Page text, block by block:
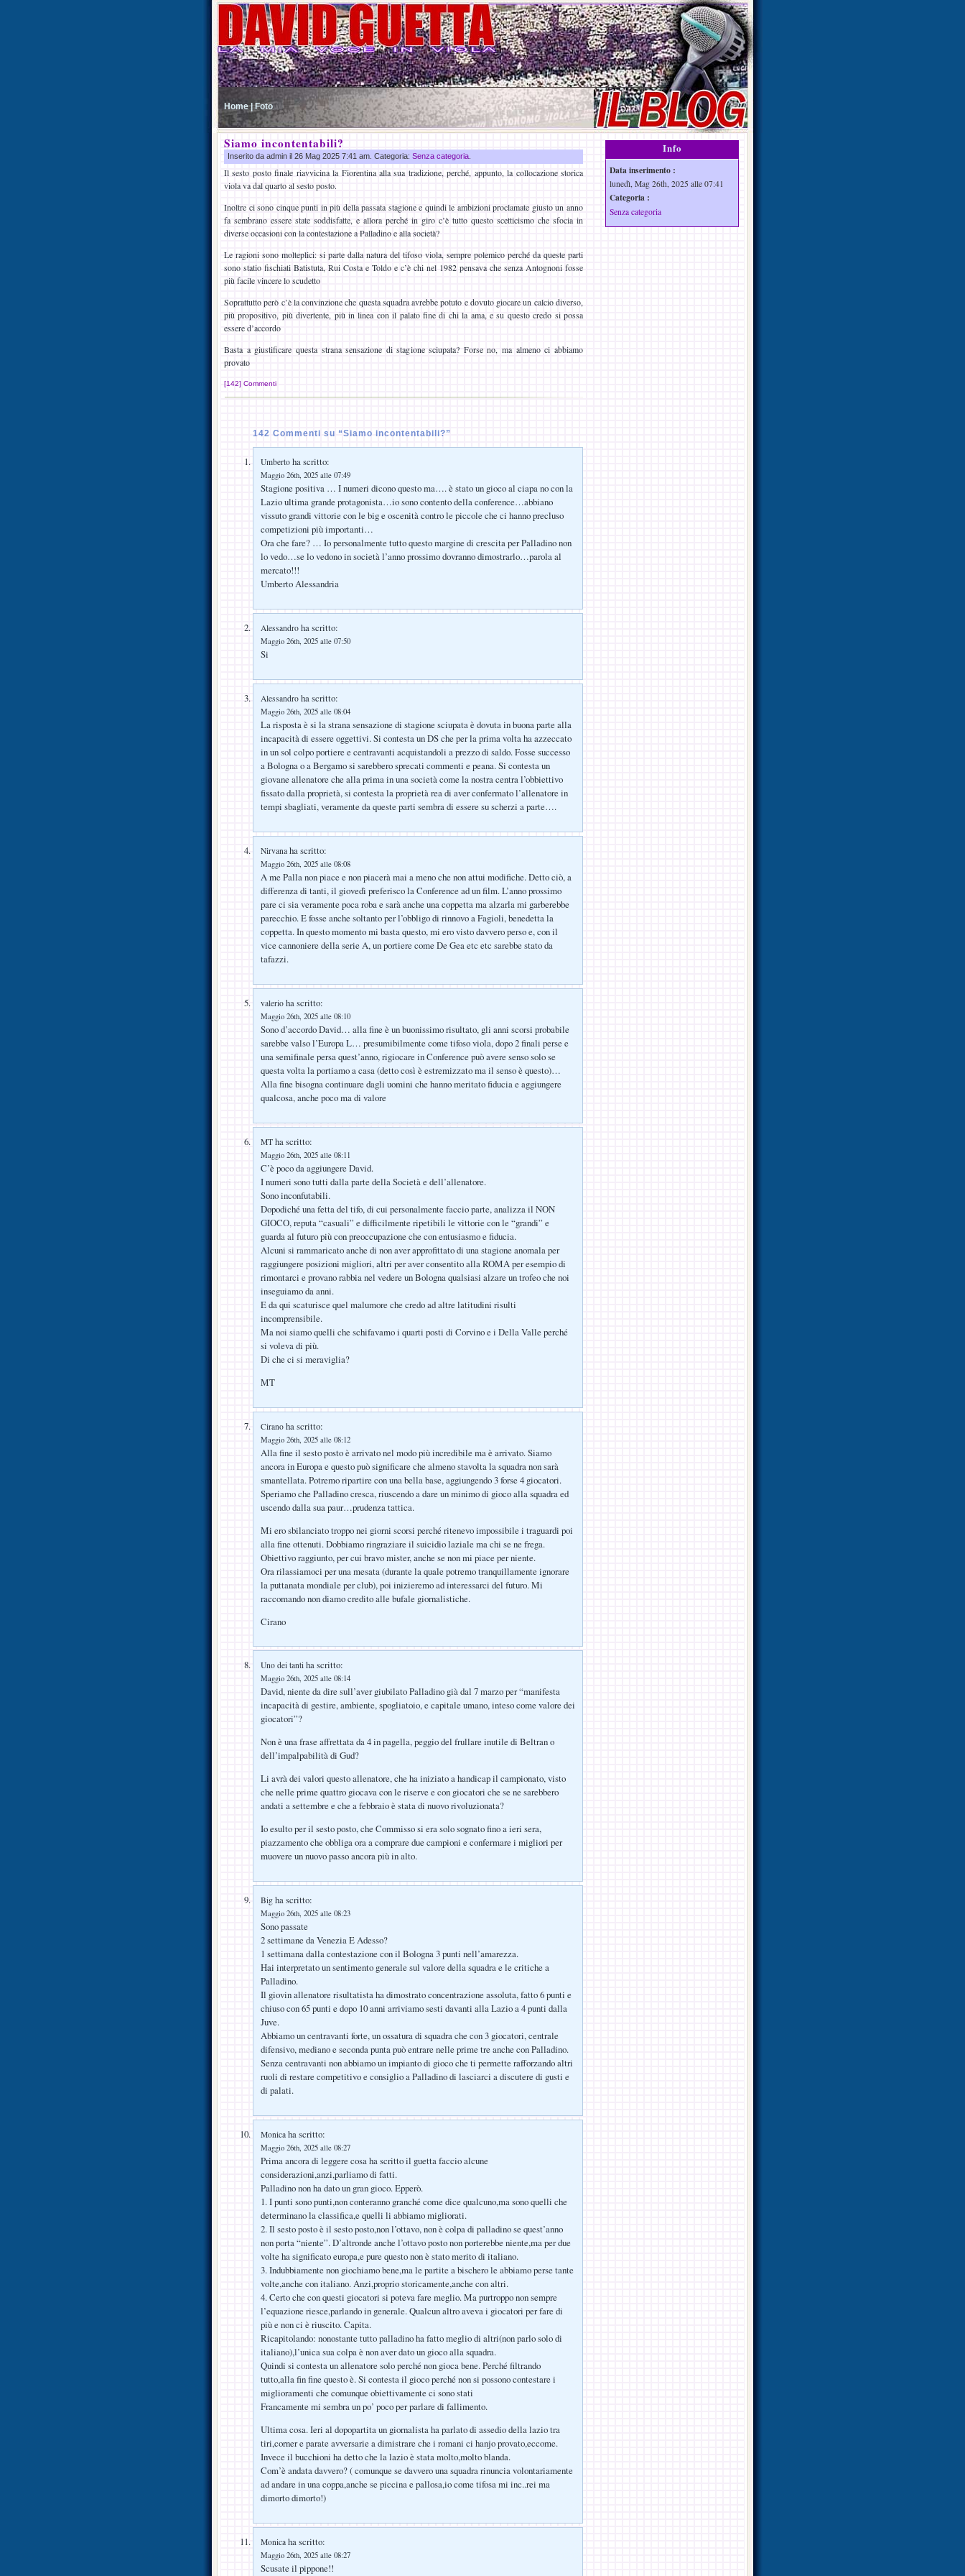
Home | Foto
Siamo incontentabili?
Inserito da admin il 26 Mag 2025 7:41 am. Categoria: Senza categoria
Il sesto posto finale riavvicina la Fiorentina alla sua tradizione, perché, appunto, la collocazione storica
viola va dal quarto al sesto posto.
Inoltre ci sono cinque punti in più della passata stagione e quindi le ambizioni proclamate giusto un anno
fa sembrano essere state soddisfatte, e allora perché in giro c’è tutto questo scetticismo che sfocia in
diverse occasioni con la contestazione a Palladino e alla società?
Le ragioni sono molteplici: si parte dalla natura del tifoso viola, sempre polemico perché da queste parti
sono statio fischiati Batistuta, Rui Costa e Toldo e c’è chi nel 1982 pensava che senza Antognoni fosse
più facile vincere lo scudetto
Soprattutto però c’è la convinzione che questa squadra avrebbe potuto e dovuto giocare un calcio diverso,
più propositivo, più divertente, più in linea con il palato fine di chi la ama, e su questo credo si possa
essere d’accordo
Basta a giustificare questa strana sensazione di stagione sciupata? Forse no, ma almeno ci abbiamo
provato
[142] Commenti
142 Commenti su “Siamo incontentabili?”
Umberto ha scritto:
Maggio 26th, 2025 alle 07:49
Stagione positiva … I numeri dicono questo ma…. è stato un gioco al ciapa no con la
Lazio ultima grande protagonista…io sono contento della conference…abbiano
vissuto grandi vittorie con le big e oscenità contro le piccole che ci hanno precluso
competizioni più importanti…
Ora che fare? … Io personalmente tutto questo margine di crescita per Palladino non
lo vedo…se lo vedono in società l’anno prossimo dovranno dimostrarlo…parola al
mercato!!!
Umberto Alessandria
Alessandro ha scritto:
Maggio 26th, 2025 alle 07:50
Si
Alessandro ha scritto:
Maggio 26th, 2025 alle 08:04
La risposta è si la strana sensazione di stagione sciupata è dovuta in buona parte alla
incapacità di essere oggettivi. Si contesta un DS che per la prima volta ha azzeccato
in un sol colpo portiere e centravanti acquistandoli a prezzo di saldo. Fosse successo
a Bologna o a Bergamo si sarebbero sprecati commenti e peana. Si contesta un
giovane allenatore che alla prima in una società come la nostra centra l’obbiettivo
fissato dalla proprietà, si contesta la proprietà rea di aver confermato l’allenatore in
tempi sbagliati, veramente da queste parti sembra di essere su scherzi a parte….
Nirvana ha scritto:
Maggio 26th, 2025 alle 08:08
A me Palla non piace e non piacerà mai a meno che non attui modifiche. Detto ciò, a
differenza di tanti, il giovedì preferisco la Conference ad un film. L’anno prossimo
pare ci sia veramente poca roba e sarà anche una coppetta ma alzarla mi garberebbe
parecchio. E fosse anche soltanto per l’obbligo di rinnovo a Fagioli, benedetta la
coppetta. In questo momento mi basta questo, mi ero visto davvero perso e, con il
vice cannoniere della serie A, un portiere come De Gea etc etc sarebbe stato da
tafazzi.
valerio ha scritto:
Maggio 26th, 2025 alle 08:10
Sono d’accordo David… alla fine è un buonissimo risultato, gli anni scorsi probabile
sarebbe valso l’Europa L… presumibilmente come tifoso viola, dopo 2 finali perse e
una semifinale persa quest’anno, rigiocare in Conference può avere senso solo se
questa volta la portiamo a casa (detto così è estremizzato ma il senso è questo)…
Alla fine bisogna continuare dagli uomini che hanno meritato fiducia e aggiungere
qualcosa, anche poco ma di valore
MT ha scritto:
Maggio 26th, 2025 alle 08:11
C’è poco da aggiungere David.
I numeri sono tutti dalla parte della Società e dell’allenatore.
Sono inconfutabili.
Dopodiché una fetta del tifo, di cui personalmente faccio parte, analizza il NON
GIOCO, reputa “casuali” e difficilmente ripetibili le vittorie con le “grandi” e
guarda al futuro più con preoccupazione che con entusiasmo e fiducia.
Alcuni si rammaricato anche di non aver approfittato di una stagione anomala per
raggiungere posizioni migliori, altri per aver consentito alla ROMA per esempio di
rimontarci e provano rabbia nel vedere un Bologna qualsiasi alzare un trofeo che noi
inseguiamo da anni.
E da qui scaturisce quel malumore che credo ad altre latitudini risulti
incomprensibile.
Ma noi siamo quelli che schifavamo i quarti posti di Corvino e i Della Valle perché
si voleva di più.
Di che ci si meraviglia?
MT
Cirano ha scritto:
Maggio 26th, 2025 alle 08:12
Alla fine il sesto posto è arrivato nel modo più incredibile ma è arrivato. Siamo
ancora in Europa e questo può significare che almeno stavolta la squadra non sarà
smantellata. Potremo ripartire con una bella base, aggiungendo 3 forse 4 giocatori.
Speriamo che Palladino cresca, riuscendo a dare un minimo di gioco alla squadra ed
uscendo dalla sua paur…prudenza tattica.
Mi ero sbilanciato troppo nei giorni scorsi perché ritenevo impossibile i traguardi poi
alla fine ottenuti. Dobbiamo ringraziare il suicidio laziale ma chi se ne frega.
Obiettivo raggiunto, per cui bravo mister, anche se non mi piace per niente.
Ora rilassiamoci per una mesata (durante la quale potremo tranquillamente ignorare
la puttanata mondiale per club), poi inizieremo ad interessarci del futuro. Mi
raccomando non diamo credito alle bufale giornalistiche.
Cirano
Uno dei tanti ha scritto:
Maggio 26th, 2025 alle 08:14
David, niente da dire sull’aver giubilato Palladino già dal 7 marzo per “manifesta
incapacità di gestire, ambiente, spogliatoio, e capitale umano, inteso come valore dei
giocatori”?
Non è una frase affrettata da 4 in pagella, peggio del frullare inutile di Beltran o
dell’impalpabilità di Gud?
Li avrà dei valori questo allenatore, che ha iniziato a handicap il campionato, visto
che nelle prime quattro giocava con le riserve e con giocatori che se ne sarebbero
andati a settembre e che a febbraio è stata di nuovo rivoluzionata?
Io esulto per il sesto posto, che Commisso si era solo sognato fino a ieri sera,
piazzamento che obbliga ora a comprare due campioni e confermare i migliori per
muovere un nuovo passo ancora più in alto.
Big ha scritto:
Maggio 26th, 2025 alle 08:23
Sono passate
2 settimane da Venezia E Adesso?
1 settimana dalla contestazione con il Bologna 3 punti nell’amarezza.
Hai interpretato un sentimento generale sul valore della squadra e le critiche a
Palladino.
Il giovin allenatore risultatista ha dimostrato concentrazione assoluta, fatto 6 punti e
chiuso con 65 punti e dopo 10 anni arriviamo sesti davanti alla Lazio a 4 punti dalla
Juve.
Abbiamo un centravanti forte, un ossatura di squadra che con 3 giocatori, centrale
difensivo, mediano e seconda punta può entrare nelle prime tre anche con Palladino.
Senza centravanti non abbiamo un impianto di gioco che ti permette rafforzando altri
ruoli di restare competitivo e consiglio a Palladino di lasciarci a discutere di gusti e
di palati.
Monica ha scritto:
Maggio 26th, 2025 alle 08:27
Prima ancora di leggere cosa ha scritto il guetta faccio alcune
considerazioni,anzi,parliamo di fatti.
Palladino non ha dato un gran gioco. Epperò.
1. I punti sono punti,non conteranno granché come dice qualcuno,ma sono quelli che
determinano la classifica,e quelli li abbiamo migliorati.
2. Il sesto posto è il sesto posto,non l’ottavo, non è colpa di palladino se quest’anno
non porta “niente”. D’altronde anche l’ottavo posto non porterebbe niente,ma per due
volte ha significato europa,e pure questo non è stato merito di italiano.
3. Indubbiamente non giochiamo bene,ma le partite a bischero le abbiamo perse tante
volte,anche con italiano. Anzi,proprio storicamente,anche con altri.
4. Certo che con questi giocatori si poteva fare meglio. Ma purtroppo non sempre
l’equazione riesce,parlando in generale. Qualcun altro aveva i giocatori per fare di
più e non ci è riuscito. Capita.
Ricapitolando: nonostante tutto palladino ha fatto meglio di altri(non parlo solo di
italiano),l’unica sua colpa è non aver dato un gioco alla squadra.
Quindi si contesta un allenatore solo perché non gioca bene. Perché filtrando
tutto,alla fin fine questo è. Si contesta il gioco perché non si possono contestare i
miglioramenti che comunque obiettivamente ci sono stati
Francamente mi sembra un po’ poco per parlare di fallimento.
Ultima cosa. Ieri al dopopartita un giornalista ha parlato di assedio della lazio tra
tiri,corner e parate avversarie a dimistrare che i romani ci hanjo provato,eccome.
Invece il bucchioni ha detto che la lazio è stata molto,molto blanda.
Com’è andata davvero? ( comunque se davvero una squadra rinuncia volontariamente
ad andare in una coppa,anche se piccina e pallosa,io come tifosa mi inc..rei ma
dimorto dimorto!)
Monica ha scritto:
Maggio 26th, 2025 alle 08:27
Scusate il pippone!!
Info
Data inserimento :
lunedì, Mag 26th, 2025 alle 07:41
Categoria :
Senza categoria